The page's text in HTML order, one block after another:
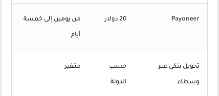
Payoneer 20 دولار من يومين إلى خمسة
أيام
تحويل بنكي عبر
وسطاء
حسب
الدولة
متغير